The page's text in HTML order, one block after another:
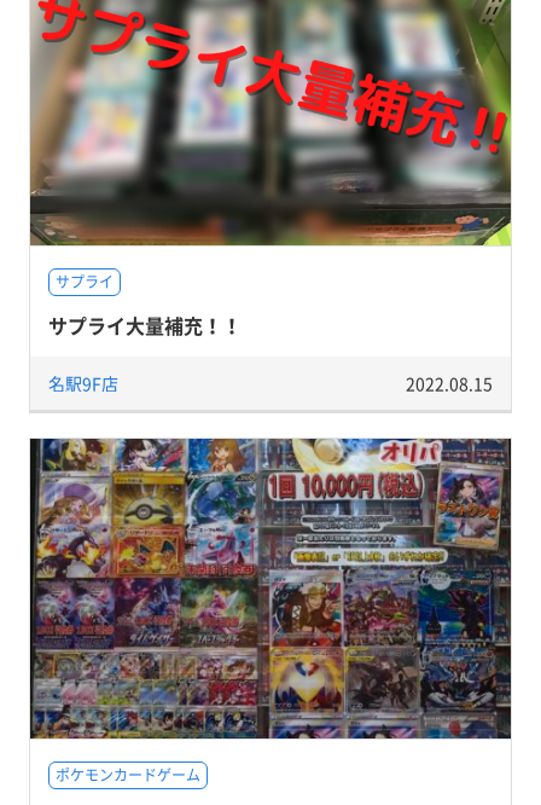
サプライ
サプライ大量補充！！
名駅9F店 2022.08.15
ポケモンカードゲーム